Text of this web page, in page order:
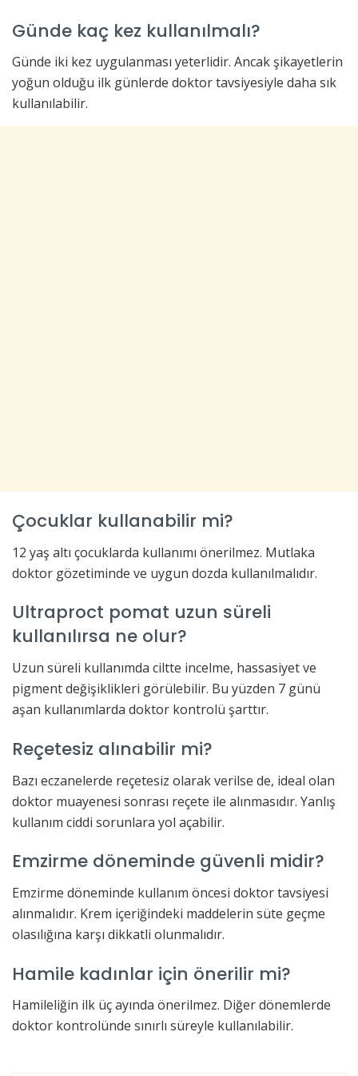
Günde kaç kez kullanılmalı?
Günde iki kez uygulanması yeterlidir. Ancak şikayetlerin
yoğun olduğu ilk günlerde doktor tavsiyesiyle daha sık
kullanılabilir.
Çocuklar kullanabilir mi?
12 yaş altı çocuklarda kullanımı önerilmez. Mutlaka
doktor gözetiminde ve uygun dozda kullanılmalıdır.
Ultraproct pomat uzun süreli
kullanılırsa ne olur?
Uzun süreli kullanımda ciltte incelme, hassasiyet ve
pigment değişiklikleri görülebilir. Bu yüzden 7 günü
aşan kullanımlarda doktor kontrolü şarttır.
Reçetesiz alınabilir mi?
Bazı eczanelerde reçetesiz olarak verilse de, ideal olan
doktor muayenesi sonrası reçete ile alınmasıdır. Yanlış
kullanım ciddi sorunlara yol açabilir.
Emzirme döneminde güvenli midir?
Emzirme döneminde kullanım öncesi doktor tavsiyesi
alınmalıdır. Krem içeriğindeki maddelerin süte geçme
olasılığına karşı dikkatli olunmalıdır.
Hamile kadınlar için önerilir mi?
Hamileliğin ilk üç ayında önerilmez. Diğer dönemlerde
doktor kontrolünde sınırlı süreyle kullanılabilir.